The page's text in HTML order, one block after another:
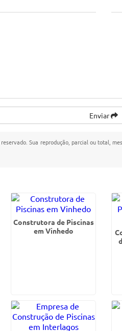
Enviar
Sua reprodução, parcial ou total,
Construtora de Piscinas
em Vinhedo